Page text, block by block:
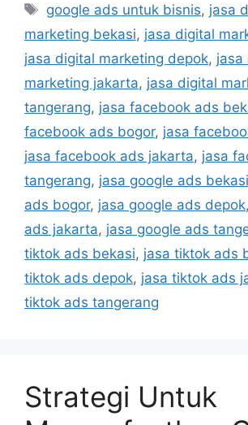
google ads untuk bisnis, jasa
marketing bekasi, jasa digital
jasa digital marketing depok, jasa
marketing jakarta, jasa digital
tangerang, jasa facebook ads
facebook ads bogor, jasa
jasa facebook ads jakarta, jasa
tangerang, jasa google ads bekasi
ads bogor, jasa google ads depok,
ads jakarta, jasa google ads
tiktok ads bekasi, jasa tiktok ads
tiktok ads depok, jasa tiktok ads
tiktok ads tangerang
Strategi Untuk